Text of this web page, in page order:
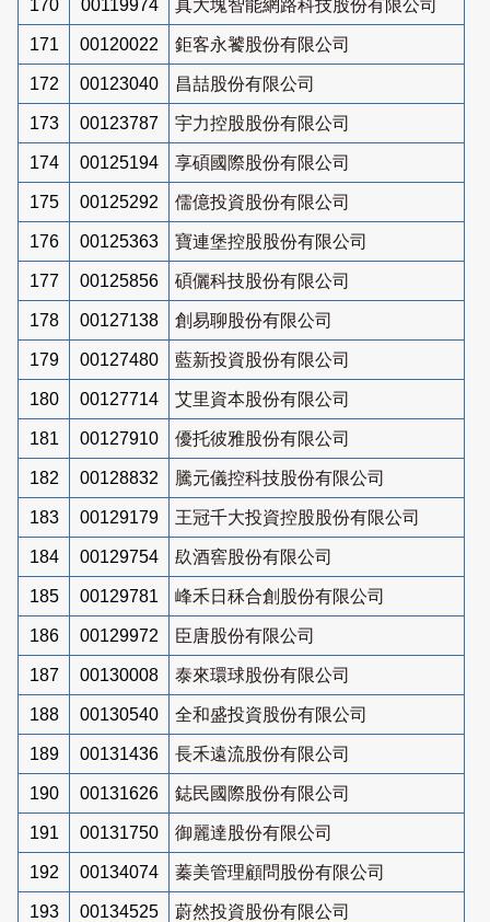
170 00119974 真大塊智能網路科技股份有限公司
171 00120022 鉅客永饕股份有限公司
172 00123040 昌喆股份有限公司
173 00123787 宇力控股股份有限公司
174 00125194 享碩國際股份有限公司
175 00125292 儒億投資股份有限公司
176 00125363 寶連堡控股股份有限公司
177 00125856 碩儷科技股份有限公司
178 00127138 創易聊股份有限公司
179 00127480 藍新投資股份有限公司
180 00127714 艾里資本股份有限公司
181 00127910 優托彼雅股份有限公司
182 00128832 騰元儀控科技股份有限公司
183 00129179 王冠千大投資控股股份有限公司
184 00129754 镹酒窖股份有限公司
185 00129781 峰禾日秝合創股份有限公司
186 00129972 臣唐股份有限公司
187 00130008 泰來環球股份有限公司
188 00130540 全和盛投資股份有限公司
189 00131436 長禾遠流股份有限公司
190 00131626 鋕民國際股份有限公司
191 00131750 御麗達股份有限公司
192 00134074 蓁美管理顧問股份有限公司
193 00134525 蔚然投資股份有限公司